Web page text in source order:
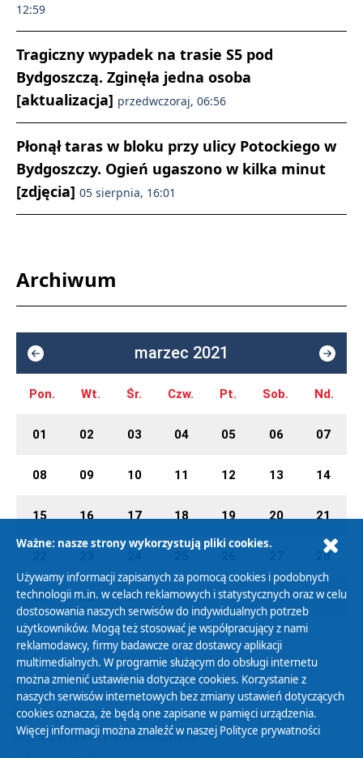
12:59
Tragiczny wypadek na trasie S5 pod
Bydgoszczą. Zginęła jedna osoba
[aktualizacja] przedwczoraj, 06:56
Płonął taras w bloku przy ulicy Potockiego w
Bydgoszczy. Ogień ugaszono w kilka minut
[zdjęcia] 05 sierpnia, 16:01
Archiwum
marzec 2021
Pon. Wt. Śr. Czw. Pt. Sob. Nd.
01 02 03 04 05 06 07
08 09 10 11 12 13 14
15 16 17 18 19 20 21
28
29 30 31 01 02 03 04
Polityka Prywatności
Zasady korzystania z Serwisu
Organizacje Pożytku Publicznego
Ważne: nasze strony wykorzystują pliki cookies.
Używamy informacji zapisanych za pomocą cookies i podobnych
technologii m.in. w celach reklamowych i statystycznych oraz w celu
dostosowania naszych serwisów do indywidualnych potrzeb
użytkowników. Mogą też stosować je współpracujący z nami
reklamodawcy, firmy badawcze oraz dostawcy aplikacji
multimedialnych. W programie służącym do obsługi internetu
można zmienić ustawienia dotyczące cookies. Korzystanie z
naszych serwisów internetowych bez zmiany ustawień dotyczących
cookies oznacza, że będą one zapisane w pamięci urządzenia.
Więcej informacji można znaleźć w naszej Polityce prywatności